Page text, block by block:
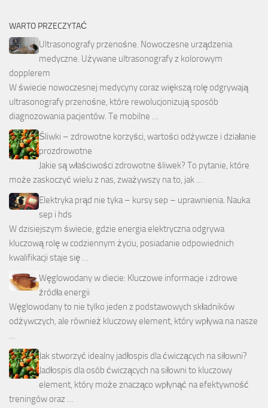
WARTO PRZECZYTAĆ
Ultrasonografy przenośne. Nowoczesne urządzenia
medyczne. Używane ultrasonografy z kolorowym
dopplerem
W świecie nowoczesnej medycyny coraz większą rolę odgrywają
ultrasonografy przenośne, które rewolucjonizują sposób
diagnozowania pacjentów. Te mobilne …
Śliwki – zdrowotne korzyści, wartości odżywcze i działanie
prozdrowotne
Jakie są właściwości zdrowotne śliwek? To pytanie, które
może zaskoczyć wielu z nas, zważywszy na to, jak …
Elektryka prąd nie tyka – kursy sep – uprawnienia. Nauka
sep i hds
W dzisiejszym świecie, gdzie energia elektryczna odgrywa
kluczową rolę w codziennym życiu, posiadanie odpowiednich
kwalifikacji staje się …
Węglowodany w diecie: Kluczowe informacje i zdrowe
źródła energii
Węglowodany to nie tylko jeden z podstawowych składników
odżywczych, ale również kluczowy element, który wpływa na nasze
…
Jak stworzyć idealny jadłospis dla ćwiczących na siłowni?
Jadłospis dla osób ćwiczących na siłowni to kluczowy
element, który może znacząco wpłynąć na efektywność
treningów oraz …